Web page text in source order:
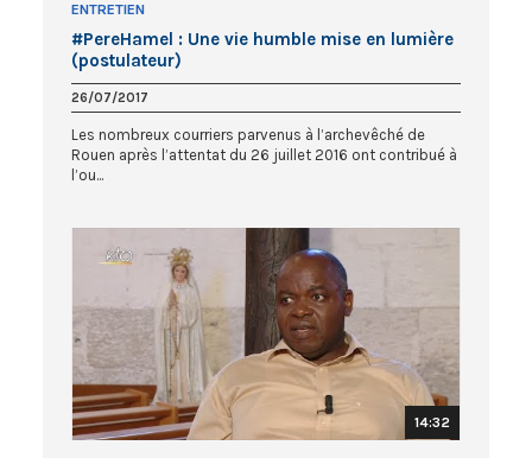
ENTRETIEN
#PereHamel : Une vie humble mise en lumière
(postulateur)
26/07/2017
Les nombreux courriers parvenus à l’archevêché de
Rouen après l’attentat du 26 juillet 2016 ont contribué à
l’ou...
14:32